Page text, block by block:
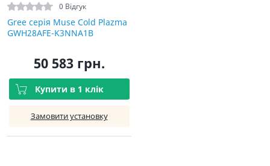
0 Відгук
Gree серія Muse Cold Plazma
GWH28AFE-K3NNA1B
50 583 грн.
Купити в 1 клік
Замовити установку